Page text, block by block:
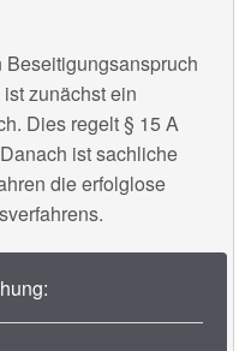
zunächst ein
Dies regelt § 15 A
ist sachliche
die erfolglose